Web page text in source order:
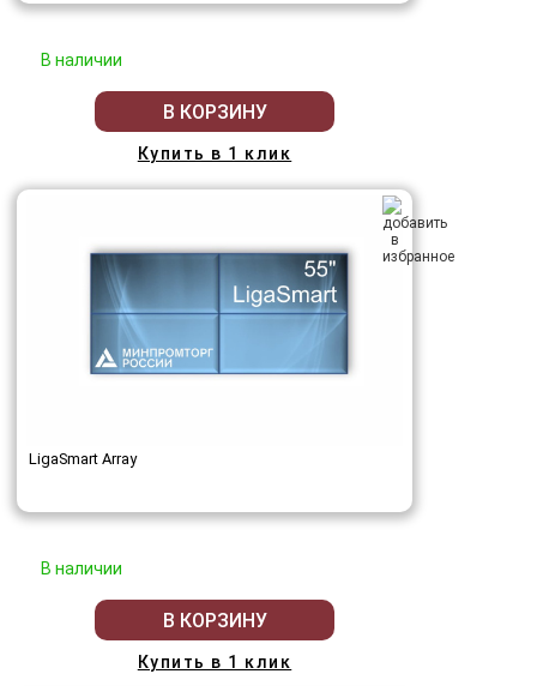
В наличии
В КОРЗИНУ
Купить в 1 клик
LigaSmart Array
В наличии
В КОРЗИНУ
Купить в 1 клик